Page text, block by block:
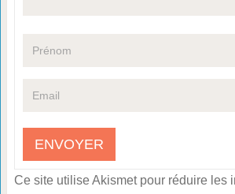
Ce site utilise Akismet pour réduire les